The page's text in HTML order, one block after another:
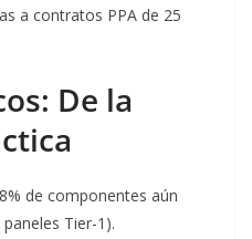
a contratos PPA de 25
De la
de componentes aún
Tier-1).